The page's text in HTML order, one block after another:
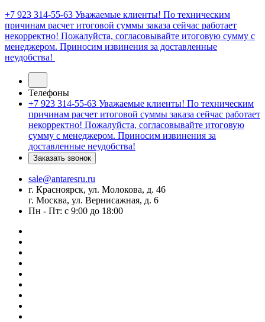
+7 923 314-55-63 Уважаемые клиенты! По техническим
причинам расчет итоговой суммы заказа сейчас работает
некорректно! Пожалуйста, согласовывайте итоговую сумму с
менеджером. Приносим извинения за доставленные
неудобства!
Телефоны
+7 923 314-55-63 Уважаемые клиенты! По техническим
причинам расчет итоговой суммы заказа сейчас работает
некорректно! Пожалуйста, согласовывайте итоговую
сумму с менеджером. Приносим извинения за
доставленные неудобства!
Заказать звонок
sale@antaresru.ru
г. Красноярск, ул. Молокова, д. 46
г. Москва, ул. Вернисажная, д. 6
Пн - Пт: с 9:00 до 18:00